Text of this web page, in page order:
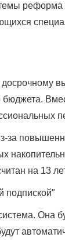
за
на 13
подпиской"
Она